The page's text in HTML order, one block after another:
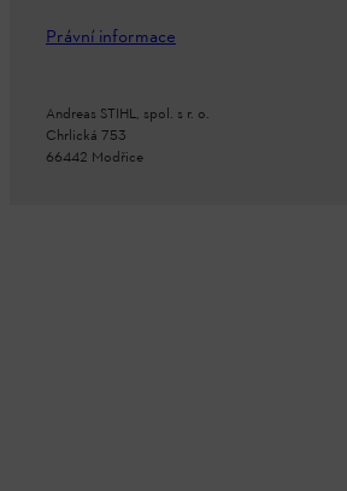
Právní informace
Andreas STIHL, spol. s r. o.
Chrlická 753
66442 Modřice